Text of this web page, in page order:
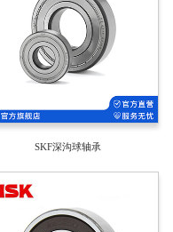
SKF深沟球轴承